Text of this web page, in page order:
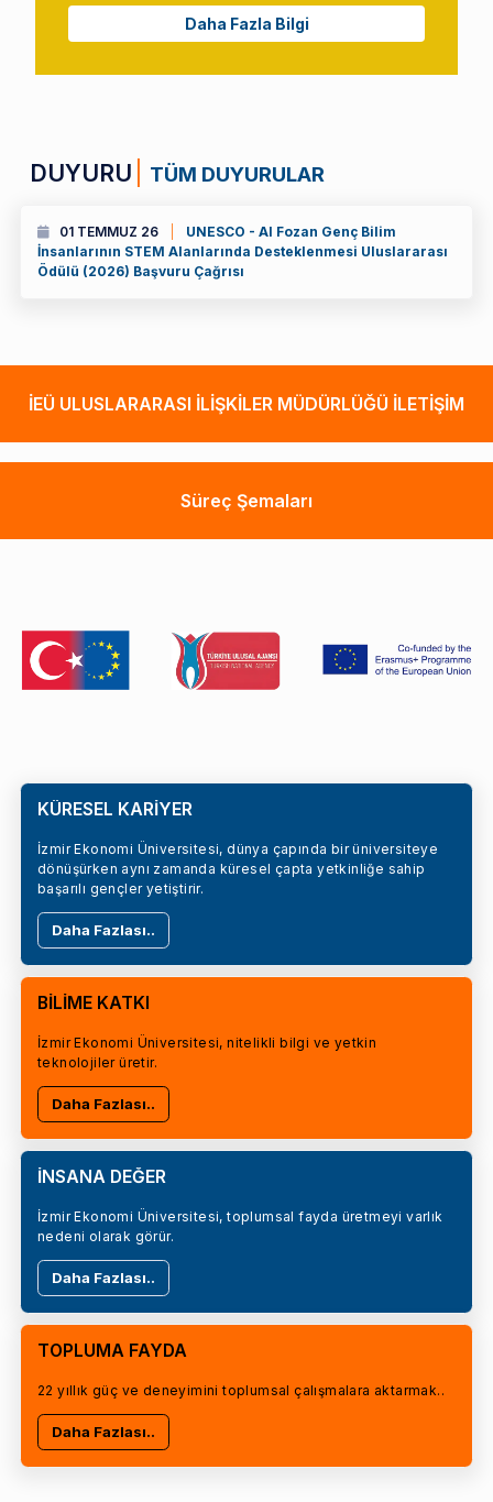
Daha Fazla Bilgi
DUYURU TÜM DUYURULAR
01 TEMMUZ 26
UNESCO - Al Fozan Genç Bilim
İnsanlarının STEM Alanlarında Desteklenmesi Uluslararası
Ödülü (2026) Başvuru Çağrısı
İEÜ ULUSLARARASI İLİŞKİLER MÜDÜRLÜĞÜ İLETİŞİM
Süreç Şemaları
KÜRESEL KARİYER
İzmir Ekonomi Üniversitesi, dünya çapında bir üniversiteye
dönüşürken aynı zamanda küresel çapta yetkinliğe sahip
başarılı gençler yetiştirir.
Daha Fazlası..
BİLİME KATKI
İzmir Ekonomi Üniversitesi, nitelikli bilgi ve yetkin
teknolojiler üretir.
Daha Fazlası..
İNSANA DEĞER
İzmir Ekonomi Üniversitesi, toplumsal fayda üretmeyi varlık
nedeni olarak görür.
Daha Fazlası..
TOPLUMA FAYDA
22 yıllık güç ve deneyimini toplumsal çalışmalara aktarmak..
Daha Fazlası..